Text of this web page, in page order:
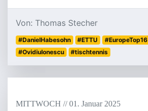
Von: Thomas Stecher
#DanielHabesohn #ETTU #EuropeTop16
#OvidiuIonescu
#tischtennis
MITTWOCH // 01 . Januar 2025